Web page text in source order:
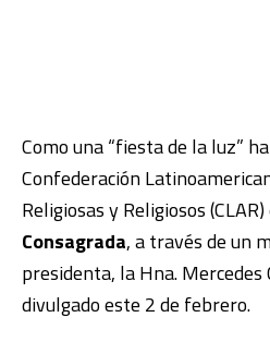
Como una “fiesta de la luz”
Confederación
Religiosas y Religiosos (CLAR)
Consagrada, a través de un
presidenta, la Hna. Mercedes
divulgado este 2 de febrero.